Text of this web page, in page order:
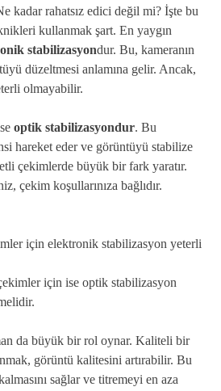
kadar rahatsız edici değil mi? İşte bu
kullanmak şart. En yaygın
stabilizasyondur. Bu, kameranın
düzeltmesi anlamına gelir. Ancak,
olmayabilir.
optik stabilizasyondur. Bu
hareket eder ve görüntüyü stabilize
çekimlerde büyük bir fark yaratır.
çekim koşullarınıza bağlıdır.
için elektronik stabilizasyon yeterli
için ise optik stabilizasyon
da büyük bir rol oynar. Kaliteli bir
görüntü kalitesini artırabilir. Bu
sağlar ve titremeyi en aza